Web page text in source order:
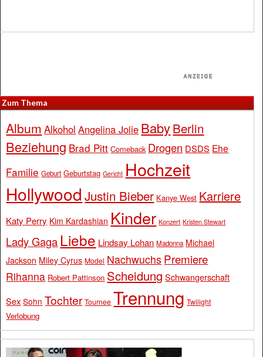
Zum Thema
Album Alkohol Angelina Jolie BabyBerlin
Beziehung Brad Pitt Comeback Drogen DSDS Ehe
Familie Geburt Geburtstag Gericht Hochzeit
Hollywood Justin Bieber Kanye West Karriere
Katy Perry Kim Kardashian Kinder Konzert Kristen Stewart
Lady Gaga Liebe Lindsay Lohan Madonna Michael
Jackson Miley Cyrus Model Nachwuchs Premiere
Rihanna Robert Pattinson Scheidung Schwangerschaft
Sex Sohn Tochter Tournee Trennung Twilight
Verlobung